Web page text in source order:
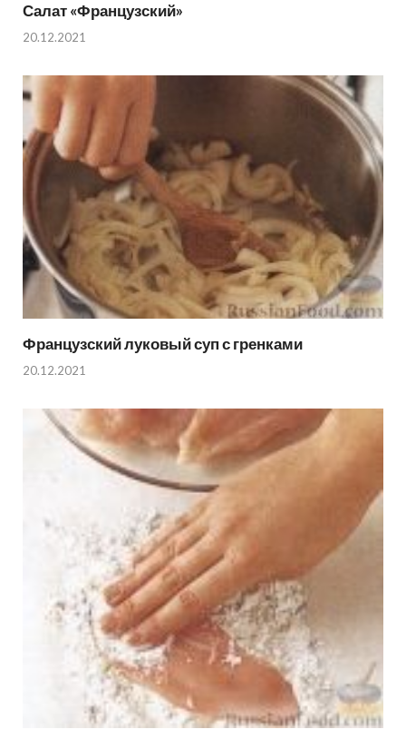
Салат «Французский»
20.12.2021
Французский луковый суп с гренками
20.12.2021